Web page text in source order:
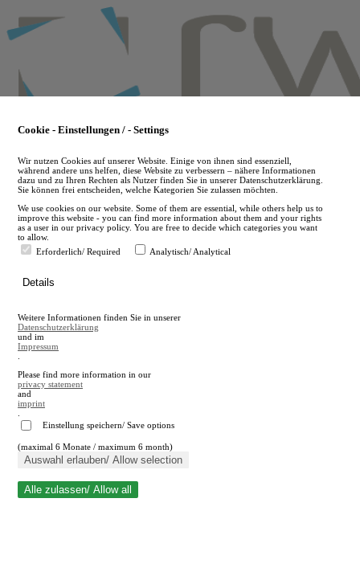
to
main
en
A
A
Suche schließen
Cookie - Einstellungen / - Settings
Wir nutzen Cookies auf unserer Website. Einige von ihnen sind essenziell,
während andere uns helfen, diese Website zu verbessern – nähere Informationen
dazu und zu Ihren Rechten als Nutzer finden Sie in unserer Datenschutzerklärung.
Sie können frei entscheiden, welche Kategorien Sie zulassen möchten.
We use cookies on our website. Some of them are essential, while others help us to
improve this website - you can find more information about them and your rights
as a user in our privacy policy. You are free to decide which categories you want
to allow.
Erforderlich/ Required
Analytisch/ Analytical
Details
Weitere Informationen finden Sie in unserer
Datenschutzerklärung
und im
Impressum
Please find more information in our
privacy statement
and
imprint
Einstellung speichern/ Save options
(maximal 6 Monate / maximum 6 month)
Auswahl erlauben/ Allow selection
Alle zulassen/ Allow all